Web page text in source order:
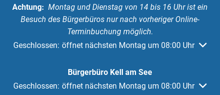
Achtung: Montag und Dienstag von 14 bis 16 Uhr ist ein
Besuch des Bürgerbüros nur nach vorheriger Online-
Terminbuchung möglich.
Klicken, um weitere Öffnungs- oder Schließzeiten
Geschlossen: öffnet nächsten Montag um 08:00 Uhr
Bürgerbüro Kell am See
Klicken, um weitere Öffnungs- oder Schließzeiten
Geschlossen: öffnet nächsten Montag um 08:00 Uhr